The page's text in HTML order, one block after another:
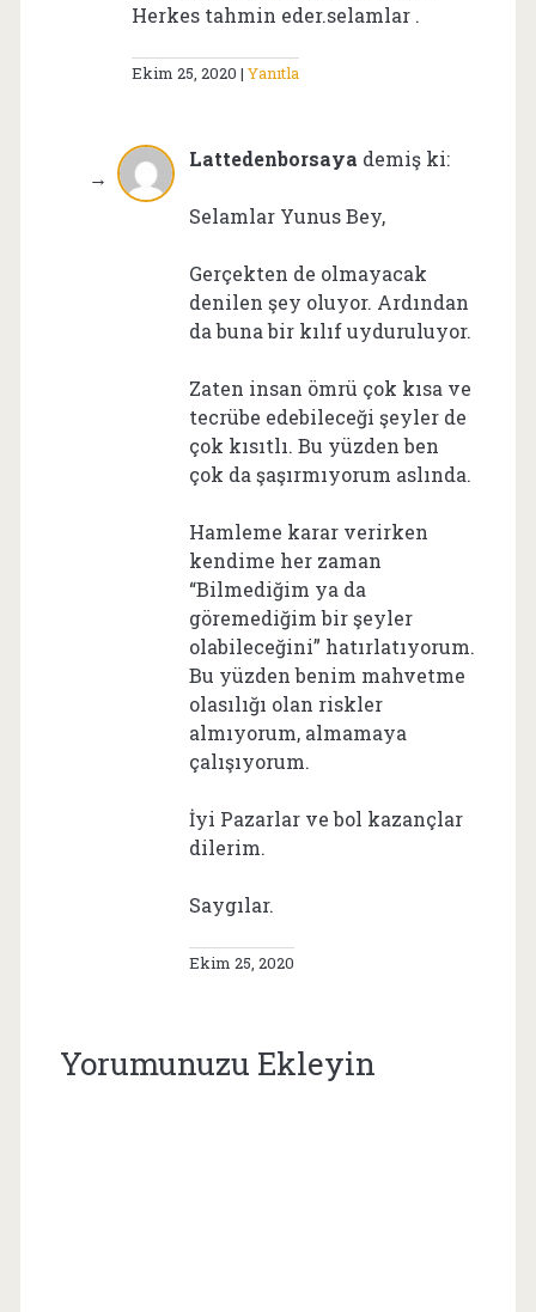
Herkes tahmin eder.selamlar .
Ekim 25, 2020 Yanıtla
Lattedenborsaya demiş ki:
Selamlar Yunus Bey,
Gerçekten de olmayacak
denilen şey oluyor. Ardından
da buna bir kılıf uyduruluyor.
Zaten insan ömrü çok kısa ve
tecrübe edebileceği şeyler de
çok kısıtlı. Bu yüzden ben
çok da şaşırmıyorum aslında.
Hamleme karar verirken
kendime her zaman
“Bilmediğim ya da
göremediğim bir şeyler
olabileceğini” hatırlatıyorum.
Bu yüzden benim mahvetme
olasılığı olan riskler
almıyorum, almamaya
çalışıyorum.
İyi Pazarlar ve bol kazançlar
dilerim.
Saygılar.
Ekim 25, 2020
Yorumunuzu Ekleyin